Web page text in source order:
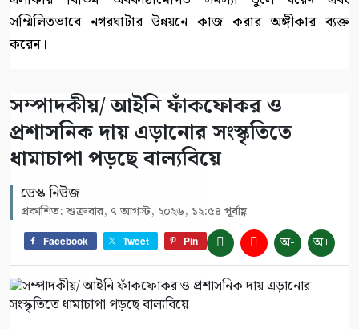
সম্মিলিতভাবে নগরঘাটার উন্নয়নে কাজ করার অঙ্গীকার ব্যক্ত
করেন।
সম্পাদকীয়/ আইনি ফাঁকফোকর ও
প্রশাসনিক দায় এড়ানোর সংস্কৃতিতে
ধামাচাপা পড়ছে বাল্যবিয়ে
ডেস্ক নিউজ
প্রকাশিত: শুক্রবার, ৭ আগস্ট, ২০২৬, ১২:৫৪ পূর্বাহ্ণ
Facebook Tweet Pin অ- অ+